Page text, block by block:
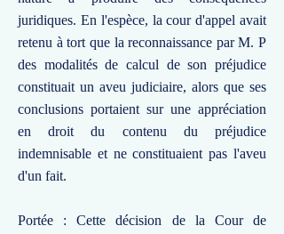
juridiques. En l'espèce, la cour d'appel avait
retenu à tort que la reconnaissance par M. P
des modalités de calcul de son préjudice
constituait un aveu judiciaire, alors que ses
conclusions portaient sur une appréciation
en droit du contenu du préjudice
indemnisable et ne constituaient pas l'aveu
d'un fait.
Portée : Cette décision de la Cour de